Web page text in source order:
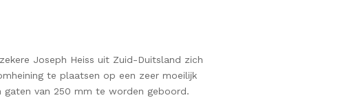
Joseph Heiss uit Zuid-Duitsland zich
te plaatsen op een zeer moeilijk
gaten van 250 mm te worden geboord.